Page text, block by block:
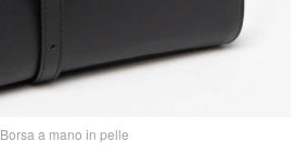
Borsa a mano in pelle